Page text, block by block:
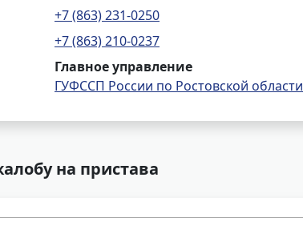
+7 (863) 231-0250
+7 (863) 210-0237
Главное управление
ГУФССП России по Ростовской области
на пристава